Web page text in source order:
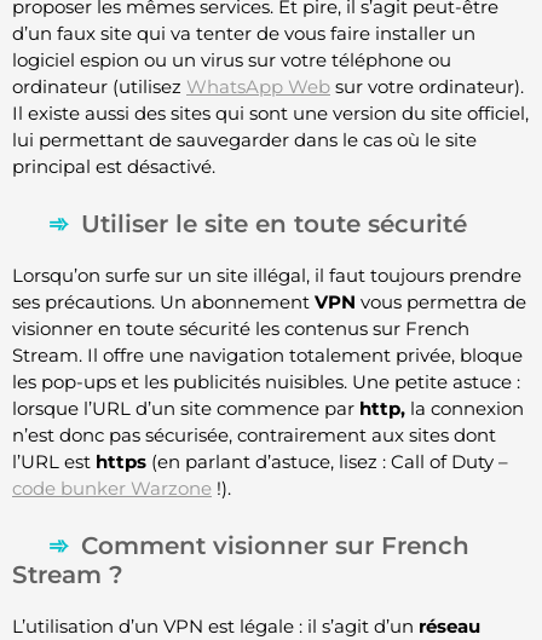
proposer les mêmes services. Et pire, il s’agit peut-être
d’un faux site qui va tenter de vous faire installer un
logiciel espion ou un virus sur votre téléphone ou
ordinateur (utilisez WhatsApp Web sur votre ordinateur).
Il existe aussi des sites qui sont une version du site officiel,
lui permettant de sauvegarder dans le cas où le site
principal est désactivé.
Utiliser le site en toute sécurité
Lorsqu’on surfe sur un site illégal, il faut toujours prendre
ses précautions. Un abonnement VPN vous permettra de
visionner en toute sécurité les contenus sur French
Stream. Il offre une navigation totalement privée, bloque
les pop-ups et les publicités nuisibles. Une petite astuce :
lorsque l’URL d’un site commence par http, la connexion
n’est donc pas sécurisée, contrairement aux sites dont
l’URL est https (en parlant d’astuce, lisez : Call of Duty –
code bunker Warzone !).
Comment visionner sur French
Stream ?
L’utilisation d’un VPN est légale : il s’agit d’un réseau